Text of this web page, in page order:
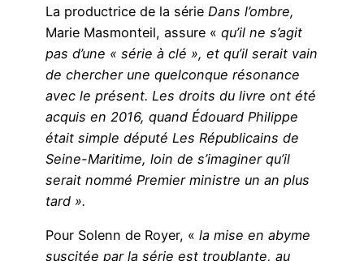
La productrice de la série Dans l’ombre,
Marie Masmonteil, assure « qu’il ne s’agit
pas d’une « série à clé », et qu’il serait vain
de chercher une quelconque résonance
avec le présent. Les droits du livre ont été
acquis en 2016, quand Édouard Philippe
était simple député Les Républicains de
Seine-Maritime, loin de s’imaginer qu’il
serait nommé Premier ministre un an plus
tard ».
Pour Solenn de Royer, « la mise en abyme
suscitée par la série est troublante, au